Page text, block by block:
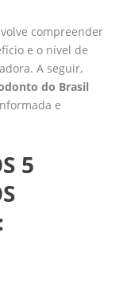
compreender
e o nível de
A seguir,
do Brasil
e
5